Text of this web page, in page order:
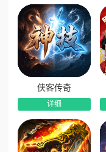
侠客传奇
详细